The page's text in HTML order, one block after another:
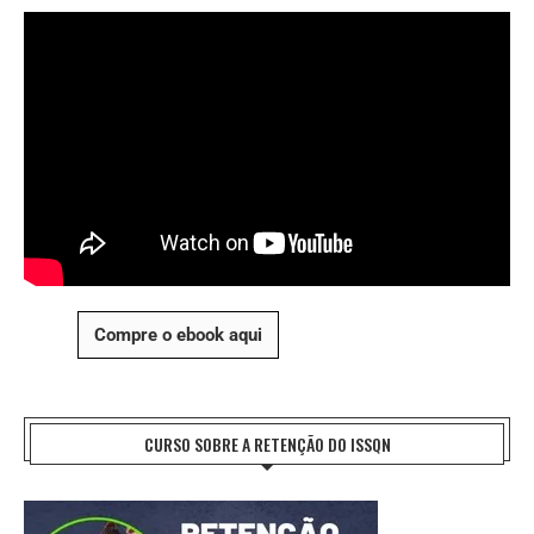
Compre o ebook aqui
CURSO SOBRE A RETENÇÃO DO ISSQN